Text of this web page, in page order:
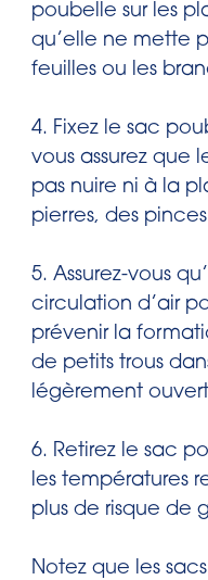
poubelle sur les
qu’elle ne mette
feuilles ou les
4. Fixez le sac
vous assurez que
pas nuire ni à la
pierres, des
5. Assurez-vous
circulation d’air
prévenir la
de petits trous
légèrement
6. Retirez le sac
les températures
plus de risque de
Notez que les